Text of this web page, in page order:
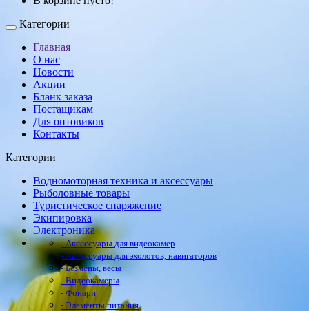
Категории
Главная
О нас
Новости
Акции
Бланк заказа
Постащикам
Для оптовиков
Контакты
Категории
Водномоторная техника и аксессуары
Рыболовные товары
Туристическое снаряжение
Экипировка
Электроника
- Аксессуары для видеокамер
- Аксессуары для эхолотов, навигаторов
- Безмены, весы
- Видеокамеры
- Фонари
- Элементы питания